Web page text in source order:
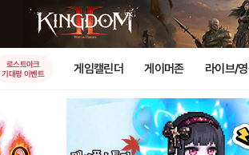
로스트아크
기대평 이벤트
게임캘린더 게이머존 라이브/